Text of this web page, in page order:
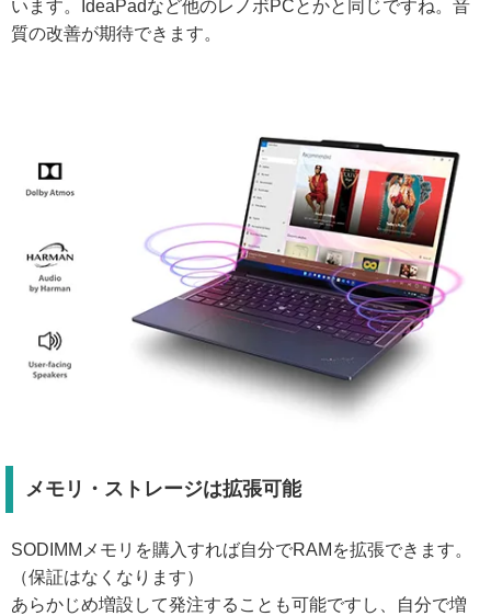
います。IdeaPadなど他のレノボPCとかと同じですね。音
質の改善が期待できます。
メモリ・ストレージは拡張可能
SODIMMメモリを購入すれば自分でRAMを拡張できます。
（保証はなくなります）
あらかじめ増設して発注することも可能ですし、自分で増